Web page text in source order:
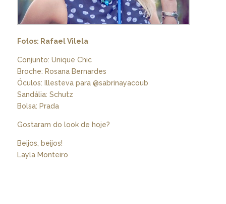
Fotos: Rafael Vilela
Conjunto: Unique Chic
Broche: Rosana Bernardes
Óculos: Illesteva para @sabrinayacoub
Sandália: Schutz
Bolsa: Prada
Gostaram do look de hoje?
Beijos, beijos!
Layla Monteiro